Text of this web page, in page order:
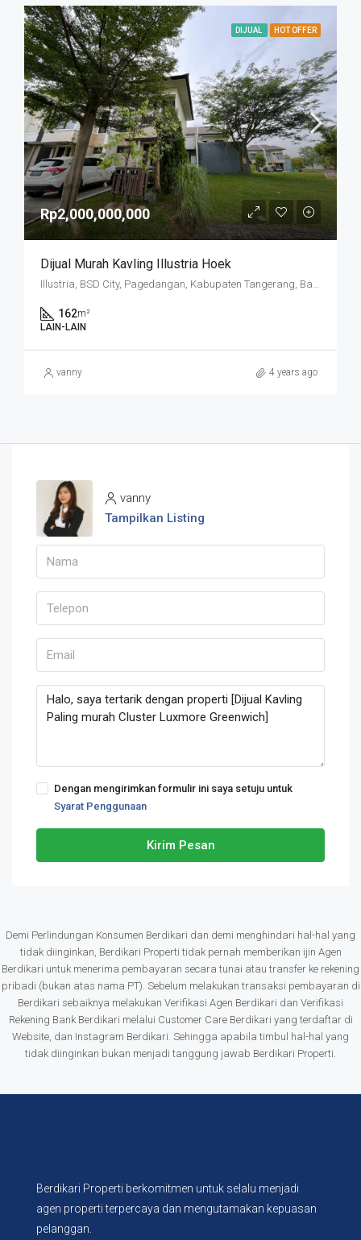
DIJUAL HOT OFFER
Rp2,000,000,000
Dijual Murah Kavling Illustria Hoek
Illustria, BSD City, Pagedangan, Kabupaten Tangerang, Banten, Indonesia
162m²
LAIN-LAIN
vanny 4 years ago
vanny
Tampilkan Listing
Dengan mengirimkan formulir ini saya setuju untuk
Syarat Penggunaan
Kirim Pesan
Demi Perlindungan Konsumen Berdikari dan demi menghindari hal-hal yang
tidak diinginkan, Berdikari Properti tidak pernah memberikan ijin Agen
Berdikari untuk menerima pembayaran secara tunai atau transfer ke rekening
pribadi (bukan atas nama PT). Sebelum melakukan transaksi pembayaran di
Berdikari sebaiknya melakukan Verifikasi Agen Berdikari dan Verifikasi
Rekening Bank Berdikari melalui Customer Care Berdikari yang terdaftar di
Website, dan Instagram Berdikari. Sehingga apabila timbul hal-hal yang
tidak diinginkan bukan menjadi tanggung jawab Berdikari Properti.
Berdikari Properti berkomitmen untuk selalu menjadi
agen properti terpercaya dan mengutamakan kepuasan
pelanggan.